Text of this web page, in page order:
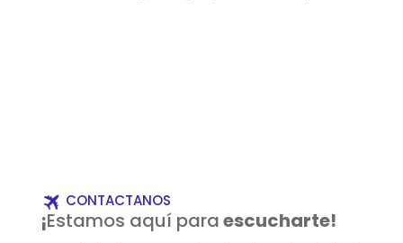
CONTACTANOS
¡Estamos aquí paraescucharte!